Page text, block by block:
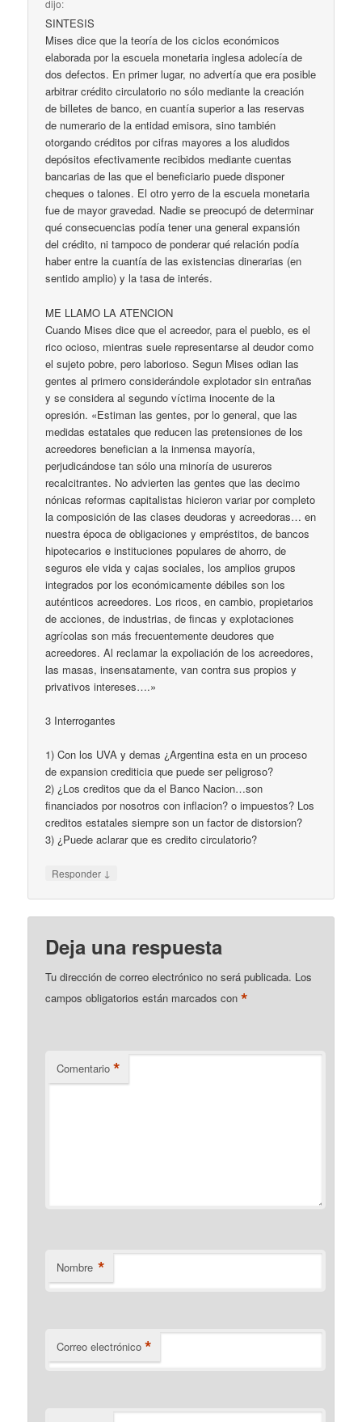
dijo:
SINTESIS
Mises dice que la teoría de los ciclos económicos
elaborada por la escuela monetaria inglesa adolecía de
dos defectos. En primer lugar, no advertía que era posible
arbitrar crédito circulatorio no sólo mediante la creación
de billetes de banco, en cuantía superior a las reservas
de numerario de la entidad emisora, sino también
otorgando créditos por cifras mayores a los aludidos
depósitos efectivamente recibidos mediante cuentas
bancarias de las que el beneficiario puede disponer
cheques o talones. El otro yerro de la escuela monetaria
fue de mayor gravedad. Nadie se preocupó de determinar
qué consecuencias podía tener una general expansión
del crédito, ni tampoco de ponderar qué relación podía
haber entre la cuantía de las existencias dinerarias (en
sentido amplio) y la tasa de interés.
ME LLAMO LA ATENCION
Cuando Mises dice que el acreedor, para el pueblo, es el
rico ocioso, mientras suele representarse al deudor como
el sujeto pobre, pero laborioso. Segun Mises odian las
gentes al primero considerándole explotador sin entrañas
y se considera al segundo víctima inocente de la
opresión. «Estiman las gentes, por lo general, que las
medidas estatales que reducen las pretensiones de los
acreedores benefician a la inmensa mayoría,
perjudicándose tan sólo una minoría de usureros
recalcitrantes. No advierten las gentes que las decimo
nónicas reformas capitalistas hicieron variar por completo
la composición de las clases deudoras y acreedoras… en
nuestra época de obligaciones y empréstitos, de bancos
hipotecarios e instituciones populares de ahorro, de
seguros ele vida y cajas sociales, los amplios grupos
integrados por los económicamente débiles son los
auténticos acreedores. Los ricos, en cambio, propietarios
de acciones, de industrias, de fincas y explotaciones
agrícolas son más frecuentemente deudores que
acreedores. Al reclamar la expoliación de los acreedores,
las masas, insensatamente, van contra sus propios y
privativos intereses….»
3 Interrogantes
1) Con los UVA y demas ¿Argentina esta en un proceso
de expansion crediticia que puede ser peligroso?
2) ¿Los creditos que da el Banco Nacion…son
financiados por nosotros con inflacion? o impuestos? Los
creditos estatales siempre son un factor de distorsion?
3) ¿Puede aclarar que es credito circulatorio?
Responder ↓
Deja una respuesta
Tu dirección de correo electrónico no será publicada. Los
campos obligatorios están marcados con*
Comentario *
Nombre *
Correo electrónico *